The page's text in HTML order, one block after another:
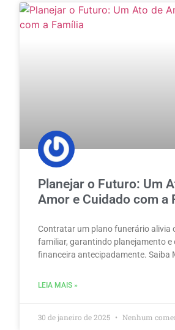
Planejar o Futuro: Um
Amor e Cuidado com a
Contratar um plano funerário alivia
familiar, garantindo planejamento e
financeira antecipadamente. Saiba
LEIA MAIS »
30 de janeiro de 2025 Nenhum